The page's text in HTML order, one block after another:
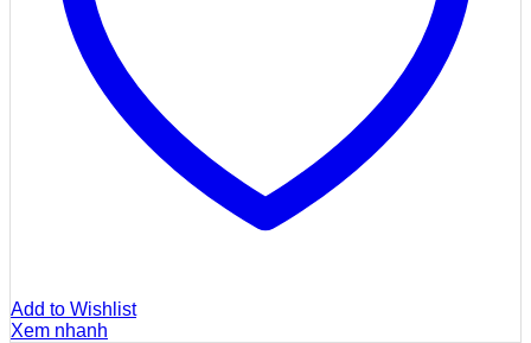
Add to Wishlist
Xem nhanh